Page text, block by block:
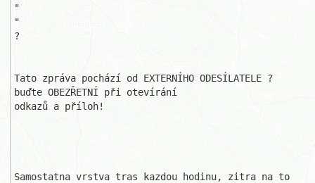
"
"
?
Tato zpráva pochází od EXTERNÍHO ODESÍLATELE ?
buďte OBEZŘETNÍ při otevírání
odkazů a příloh!
Samostatna vrstva tras kazdou hodinu, zitra na to